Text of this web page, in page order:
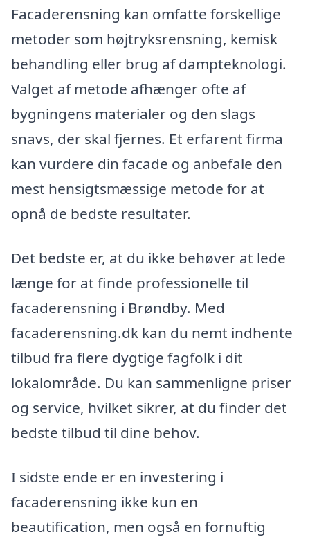
Facaderensning kan omfatte forskellige
metoder som højtryksrensning, kemisk
behandling eller brug af dampteknologi.
Valget af metode afhænger ofte af
bygningens materialer og den slags
snavs, der skal fjernes. Et erfarent firma
kan vurdere din facade og anbefale den
mest hensigtsmæssige metode for at
opnå de bedste resultater.
Det bedste er, at du ikke behøver at lede
længe for at finde professionelle til
facaderensning i Brøndby. Med
facaderensning.dk kan du nemt indhente
tilbud fra flere dygtige fagfolk i dit
lokalområde. Du kan sammenligne priser
og service, hvilket sikrer, at du finder det
bedste tilbud til dine behov.
I sidste ende er en investering i
facaderensning ikke kun en
beautification, men også en fornuftig